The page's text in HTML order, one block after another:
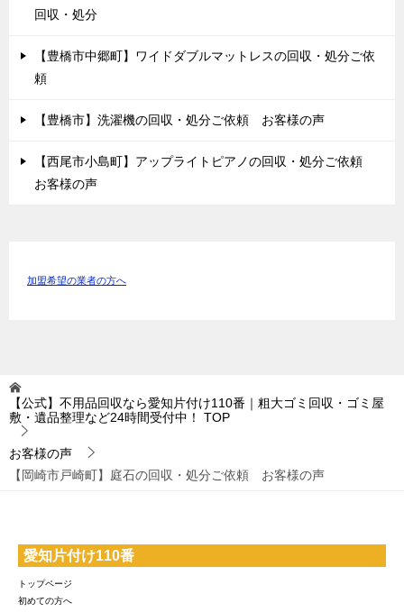
回収・処分
【豊橋市中郷町】ワイドダブルマットレスの回収・処分ご依
頼
【豊橋市】洗濯機の回収・処分ご依頼 お客様の声
【西尾市小島町】アップライトピアノの回収・処分ご依頼
お客様の声
加盟希望の業者の方へ
【公式】不用品回収なら愛知片付け110番｜粗大ゴミ回収・ゴミ屋
敷・遺品整理など24時間受付中！
TOP
お客様の声
【岡崎市戸崎町】庭石の回収・処分ご依頼 お客様の声
愛知片付け110番
トップページ
初めての方へ